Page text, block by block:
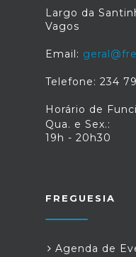
Largo da
Vagos
Email:
Telefone: 234
Horário de
Qua. e Sex.:
19h - 20h30
FREGUESIA
Agenda de